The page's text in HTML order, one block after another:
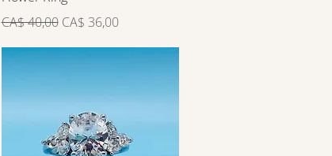
Preço normal
CA$ 40,00 Preço promocional
CA$ 36,00